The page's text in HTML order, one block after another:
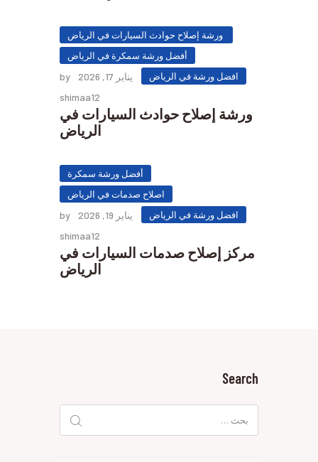
ورشة إصلاح حوادث السيارات في الرياض
أفضل ورشة سمكرة في الرياض
افضل ورشة في الرياض
يناير 17, 2026
by
shimaa12
ورشة إصلاح حوادث السيارات في
الرياض
أفضل ورشة سمكرة
اصلاح صدمات في الرياض
افضل ورشة في الرياض
يناير 19, 2026
by
shimaa12
مركز إصلاح صدمات السيارات في
الرياض
Search
عن: